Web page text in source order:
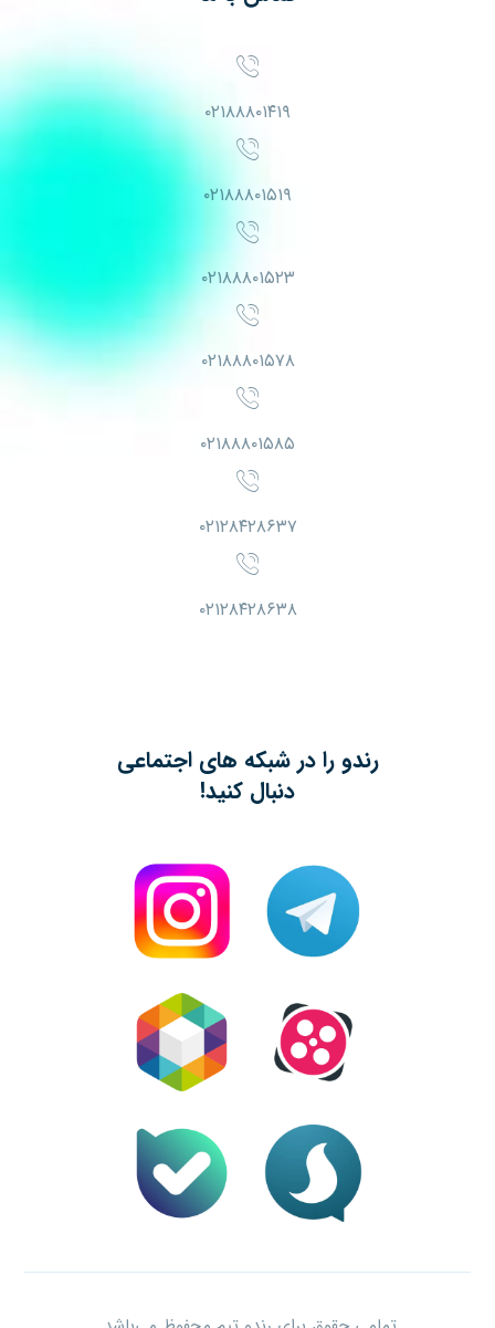
۰۲۱۸۸۸۰۱۴۱۹
۰۲۱۸۸۸۰۱۵۱۹
۰۲۱۸۸۸۰۱۵۲۳
۰۲۱۸۸۸۰۱۵۷۸
۰۲۱۸۸۸۰۱۵۸۵
۰۲۱۲۸۴۲۸۶۳۷
۰۲۱۲۸۴۲۸۶۳۸
رندو را در شبکه های اجتماعی
دنبال کنید!